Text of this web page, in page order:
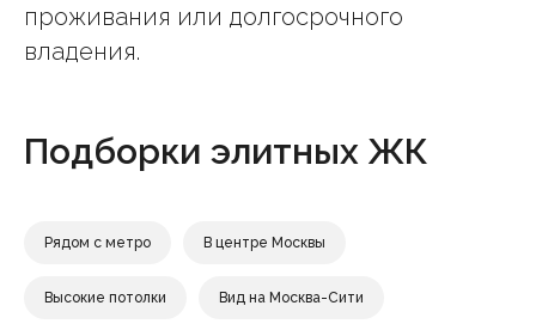
проживания или долгосрочного
владения.
Подборки элитных ЖК
Рядом с метро В центре Москвы
Высокие потолки Вид на Москва-Сити